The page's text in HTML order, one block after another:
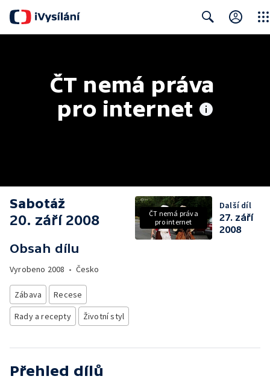
ČT nemá práva
pro internet
Sabotáž
20. září 2008
Obsah dílu
Vyrobeno 2008 • Česko
Zábava
Recese
Rady a recepty
Životní styl
ČT nemá práva
pro internet
Další díl
27. září
2008
Přehled dílů